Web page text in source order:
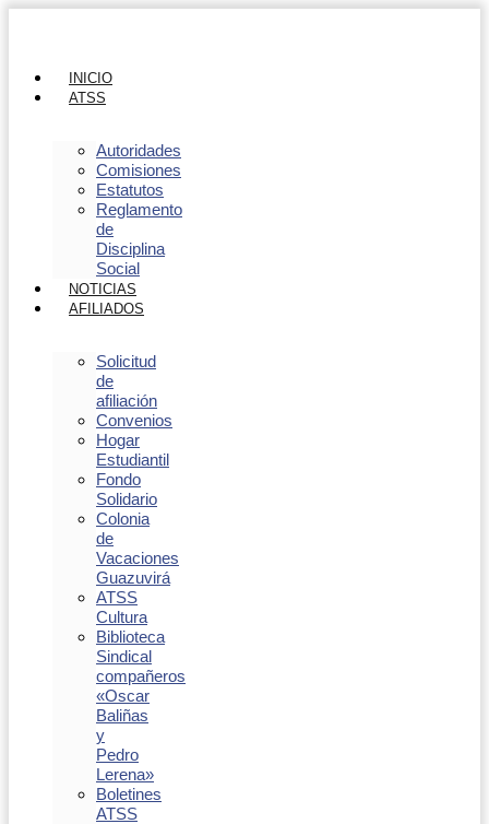
INICIO
ATSS
Autoridades
Comisiones
Estatutos
Reglamento
de
Disciplina
Social
NOTICIAS
AFILIADOS
Solicitud
de
afiliación
Convenios
Hogar
Estudiantil
Fondo
Solidario
Colonia
de
Vacaciones
Guazuvirá
ATSS
Cultura
Biblioteca
Sindical
compañeros
«Oscar
Baliñas
y
Pedro
Lerena»
Boletines
ATSS